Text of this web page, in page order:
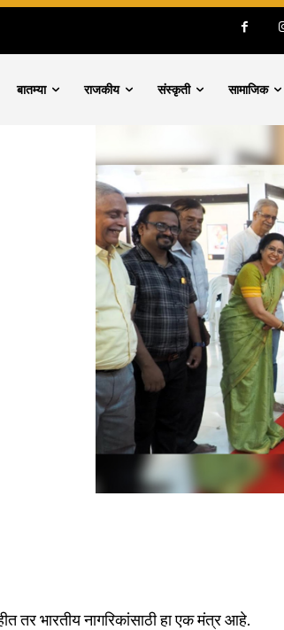
बातम्या राजकीय संस्कृती सामाजिक
तर भारतीय नागरिकांसाठी हा एक मंत्र आहे.